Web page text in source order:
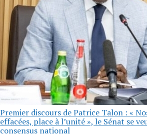
Premier discours de Patrice Talon : «
effacées, place à l’unité », le Sénat se
consensus national